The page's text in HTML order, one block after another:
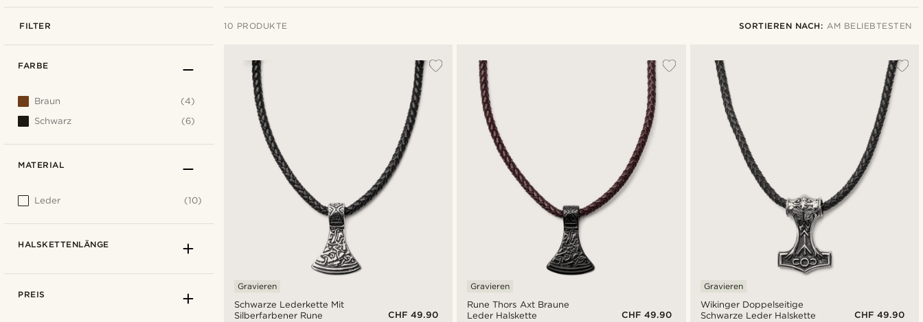
FILTER 10 PRODUKTE SORTIEREN NACH: AM BELIEBTESTEN
Schwarze Lederkette Mit
Silberfarbener Rune
Gravieren
CHF 49.90
Rune Thors Axt Braune
Leder Halskette
Gravieren
CHF 49.90
Wikinger Doppelseitige
Schwarze Leder Halskette
Gravieren
CHF 49.90
FARBE
Braun
(4)
Schwarz
(6)
MATERIAL
Leder (10)
HALSKETTENLÄNGE
PREIS